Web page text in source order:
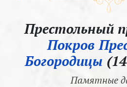
Престольный
Покров
Богородицы
Памятные